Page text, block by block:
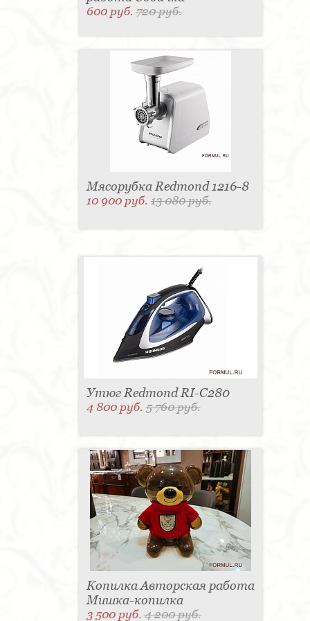
600 руб.720 руб.
Мясорубка Redmond 1216-8
10 900 руб.13 080 руб.
Утюг Redmond RI-C280
4 800 руб.5 760 руб.
Копилка Авторская работа
Мишка-копилка
3 500 руб.4 200 руб.